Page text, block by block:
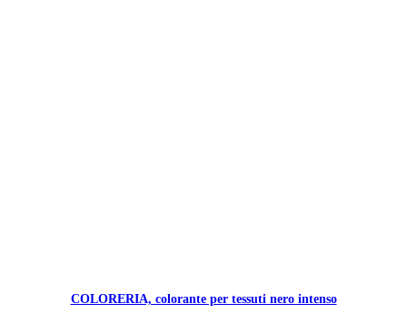
COLORERIA, colorante per tessuti nero intenso